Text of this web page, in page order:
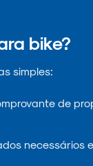
bike?
simples:
de
necessários